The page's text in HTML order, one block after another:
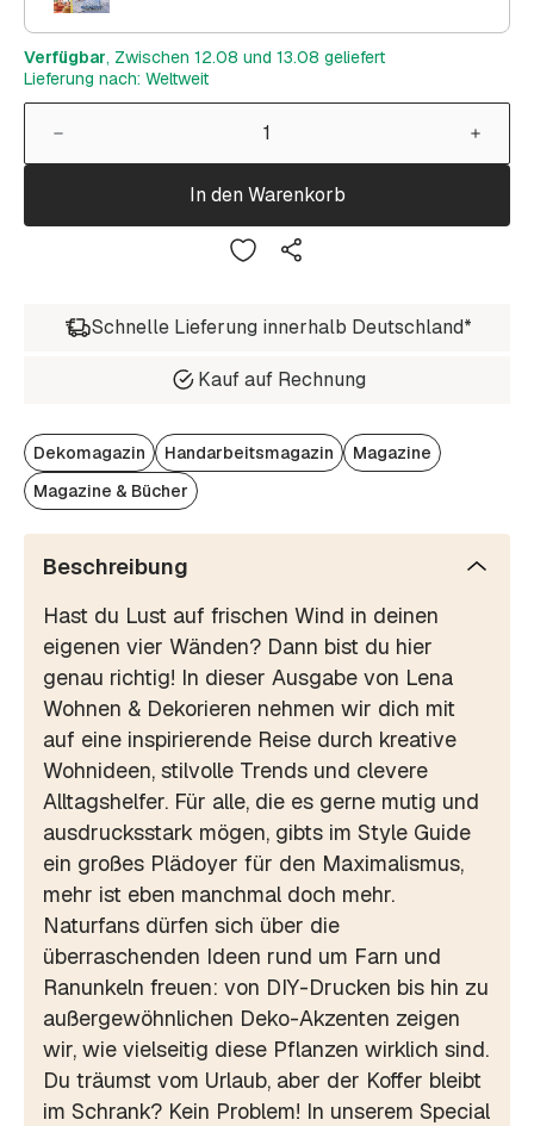
Verfügbar, Zwischen 12.08 und 13.08 geliefert
Lieferung nach: Weltweit
In den Warenkorb
Schnelle Lieferung innerhalb Deutschland*
Kauf auf Rechnung
Dekomagazin Handarbeitsmagazin
Magazine
Magazine & Bücher
Beschreibung
Hast du Lust auf frischen Wind in deinen
eigenen vier Wänden? Dann bist du hier
genau richtig! In dieser Ausgabe von Lena
Wohnen & Dekorieren nehmen wir dich mit
auf eine inspirierende Reise durch kreative
Wohnideen, stilvolle Trends und clevere
Alltagshelfer. Für alle, die es gerne mutig und
ausdrucksstark mögen, gibts im Style Guide
ein großes Plädoyer für den Maximalismus,
mehr ist eben manchmal doch mehr.
Naturfans dürfen sich über die
überraschenden Ideen rund um Farn und
Ranunkeln freuen: von DIY-Drucken bis hin zu
außergewöhnlichen Deko-Akzenten zeigen
wir, wie vielseitig diese Pflanzen wirklich sind.
Du träumst vom Urlaub, aber der Koffer bleibt
im Schrank? Kein Problem! In unserem Special